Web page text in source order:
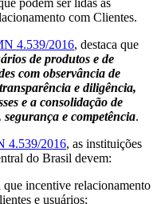
com Clientes.
4.539/2016, destaca que
de produtos e de
com observância de
e diligência,
e a consolidação de
e competência.
4.539/2016, as instituições
do Brasil devem:
incentive relacionamento
e usuários;